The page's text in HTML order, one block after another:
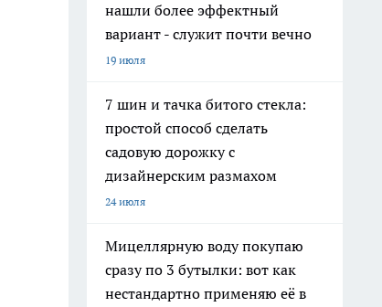
нашли более эффектный
вариант - служит почти вечно
19 июля
7 шин и тачка битого стекла:
простой способ сделать
садовую дорожку с
дизайнерским размахом
24 июля
Мицеллярную воду покупаю
сразу по 3 бутылки: вот как
нестандартно применяю её в